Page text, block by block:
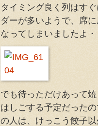
タイミング良く列はす
ダーが多いようで、席
なってしまいましたよ・
でも待っただけあって
はしごする予定だった
の人は、けっこう餃子